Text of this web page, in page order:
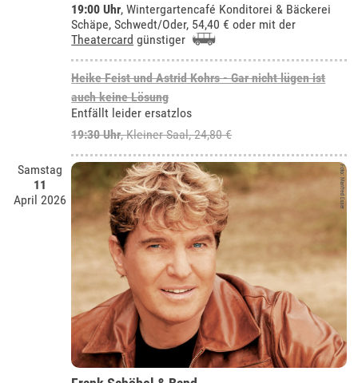
19:00 Uhr,Wintergartencafé Konditorei & Bäckerei
Schäpe, Schwedt/Oder, 54,40 € oder mit der
Theatercard günstiger
Heike Feist und Astrid Kohrs - Gar nicht lügen ist
auch keine Lösung
Entfällt leider ersatzlos
19:30 Uhr,Kleiner Saal, 24,80 €
Samstag
11
April 2026